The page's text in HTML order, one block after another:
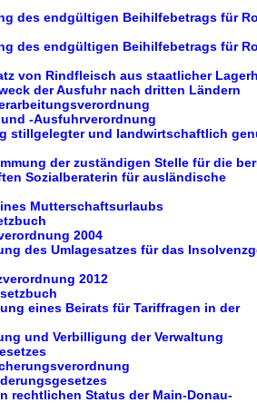
des endgültigen Beihilfebetrags für
des endgültigen Beihilfebetrags für
von Rindfleisch aus staatlicher
der Ausfuhr nach dritten Ländern
-Ausfuhrverordnung
stillgelegter und landwirtschaftlich
der zuständigen Stelle für die
Sozialberaterin für ausländische
Mutterschaftsurlaubs
2004
des Umlagesatzes für das
2012
eines Beirats für Tariffragen in der
und Verbilligung der Verwaltung
rechtlichen Status der Main-Donau-